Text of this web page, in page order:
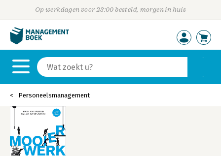
Op werkdagen voor 23:00 besteld, morgen in huis
Personeelsmanagement